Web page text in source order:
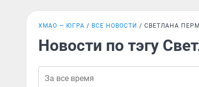
ХМАО — ЮГРА ВСЕ НОВОСТИ СВЕТЛАНА
Новости по тэгу